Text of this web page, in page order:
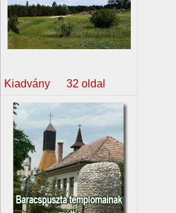
Kiadvány 32 oldal